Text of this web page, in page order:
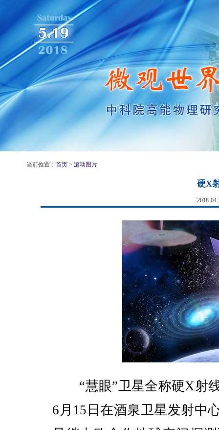
当前位置： 首页 > 滚动图片
硬X
2018-
“慧眼”卫星全称硬X射线
6月15日在酒泉卫星发射中